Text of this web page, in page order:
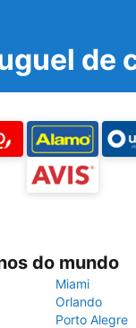
de
do mundo
Miami
Orlando
Porto Alegre